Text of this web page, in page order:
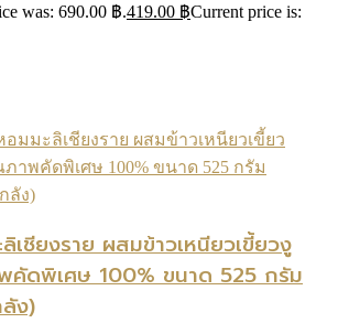
was: 690.00 ฿.419.00 ฿Current price is:
เชียงราย ผสมข้าวเหนียวเขี้ยวงู
คัดพิเศษ 100% ขนาด 525 กรัม
ง)